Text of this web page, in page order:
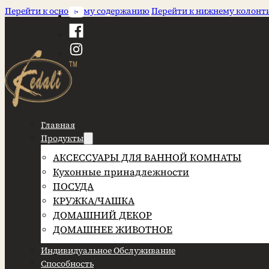
Перейти к основному содержаниюПерейти к нижнему
Главная
Продукты
АКСЕССУАРЫ ДЛЯ ВАННОЙ КОМНАТЫ
Кухонные принадлежности
ПОСУДА
КРУЖКА/ЧАШКА
ДОМАШНИЙ ДЕКОР
ДОМАШНЕЕ ЖИВОТНОЕ
Индивидуальное Обслуживание
Способность